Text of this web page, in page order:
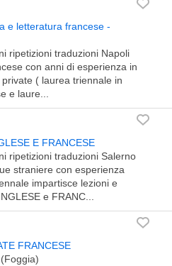
e letteratura francese -
ripetizioni traduzioni Napoli
con anni di esperienza in
( laurea triennale in
e laure...
E FRANCESE
ripetizioni traduzioni Salerno
straniere con esperienza
impartisce lezioni e
e FRANC...
FRANCESE